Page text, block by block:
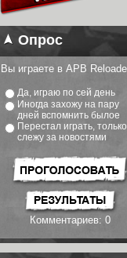
Опрос
Вы играете в APB
Да, играю по сей день
Иногда захожу на пару
дней вспомнить былое
Перестал играть, только
слежу за новостями
Комментариев: 0